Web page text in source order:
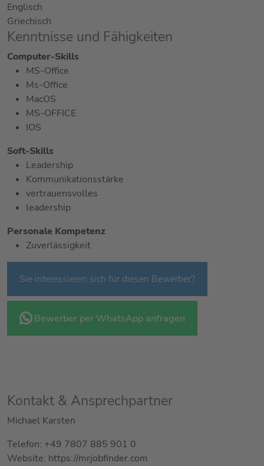
Englisch
Griechisch
Kenntnisse und Fähigkeiten
Computer-Skills
MS-Office
Ms-Office
MacOS
MS-OFFICE
IOS
Soft-Skills
Leadership
Kommunikationsstärke
vertrauensvolles
leadership
Personale Kompetenz
Zuverlässigkeit
Sie interessieren sich für diesen Bewerber?
Bewerber per WhatsApp anfragen
Kontakt & Ansprechpartner
Michael Karsten
Telefon: +49 7807 885 901 0
Website: https://mrjobfinder.com